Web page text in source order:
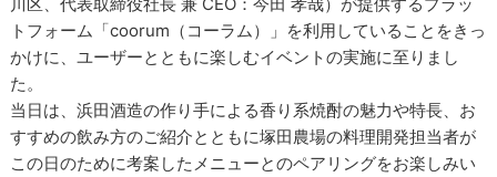
トフォーム「coorum（コーラム）」を利用していることをきっ
かけに、ユーザーとともに楽しむイベントの実施に至りまし
た。
当日は、浜田酒造の作り手による香り系焼酎の魅力や特長、お
すすめの飲み方のご紹介とともに塚田農場の料理開発担当者が
この日のために考案したメニューとのペアリングをお楽しみい